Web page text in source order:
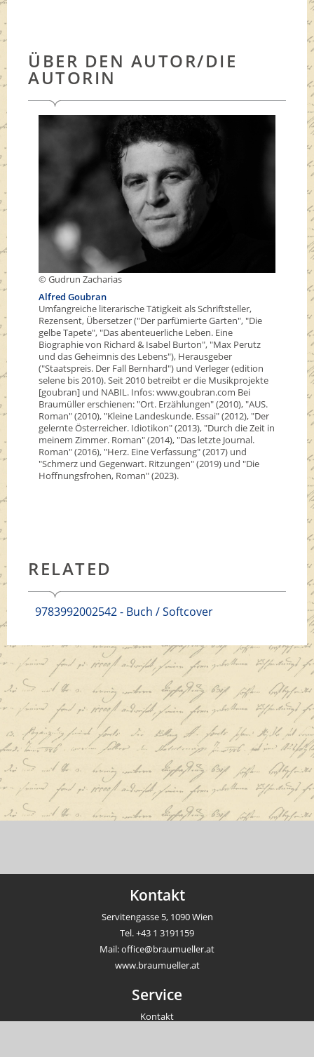
ÜBER DEN AUTOR/DIE
AUTORIN
© Gudrun Zacharias
Alfred Goubran
Umfangreiche literarische Tätigkeit als Schriftsteller,
Rezensent, Übersetzer ("Der parfümierte Garten", "Die
gelbe Tapete", "Das abenteuerliche Leben. Eine
Biographie von Richard & Isabel Burton", "Max Perutz
und das Geheimnis des Lebens"), Herausgeber
("Staatspreis. Der Fall Bernhard") und Verleger (edition
selene bis 2010). Seit 2010 betreibt er die Musikprojekte
[goubran] und NABIL. Infos: www.goubran.com Bei
Braumüller erschienen: "Ort. Erzählungen" (2010), "AUS.
Roman" (2010), "Kleine Landeskunde. Essai" (2012), "Der
gelernte Österreicher. Idiotikon" (2013), "Durch die Zeit in
meinem Zimmer. Roman" (2014), "Das letzte Journal.
Roman" (2016), "Herz. Eine Verfassung" (2017) und
"Schmerz und Gegenwart. Ritzungen" (2019) und "Die
Hoffnungsfrohen, Roman" (2023).
RELATED
9783992002542 - Buch / Softcover
Kontakt
Servitengasse 5, 1090 Wien
Tel.+43 1 3191159
Mail:office@braumueller.at
www.braumueller.at
Service
Kontakt